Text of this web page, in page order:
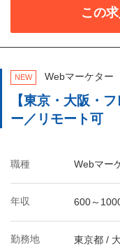
この
NEW Webマーケター
【東京・大阪・
ー／リモート可
職種 Webマー
年収 600～
勤務地 東京都 /